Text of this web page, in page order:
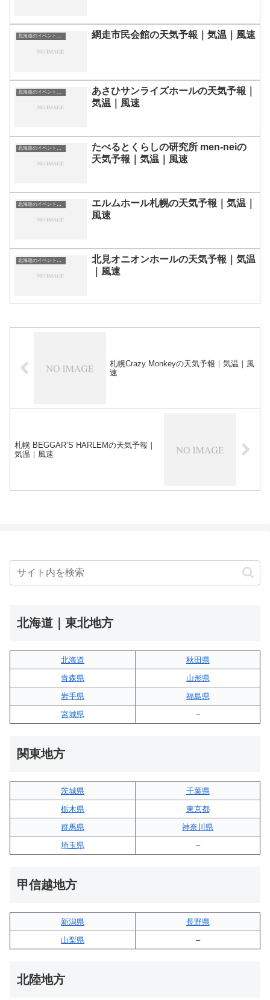
北海道のイベント会場一覧 網走市民会館の天気予報｜気温｜風速
北海道のイベント会場一覧
あさひサンライズホールの天気予報｜
気温｜風速
たべるとくらしの研究所 men-neiの
天気予報｜気温｜風速
エルムホール札幌の天気予報｜気温｜
風速
北見オニオンホールの天気予報｜気温
｜風速
札幌Crazy Monkeyの天気予報｜気温｜風
速
札幌 BEGGAR’S HARLEMの天気予報｜
気温｜風速
北海道｜東北地方
北海道
秋田県
青森県
山形県
岩手県
福島県
宮城県
–
関東地方
茨城県
千葉県
栃木県
東京都
群馬県
神奈川県
埼玉県
–
甲信越地方
新潟県
長野県
山梨県
–
北陸地方